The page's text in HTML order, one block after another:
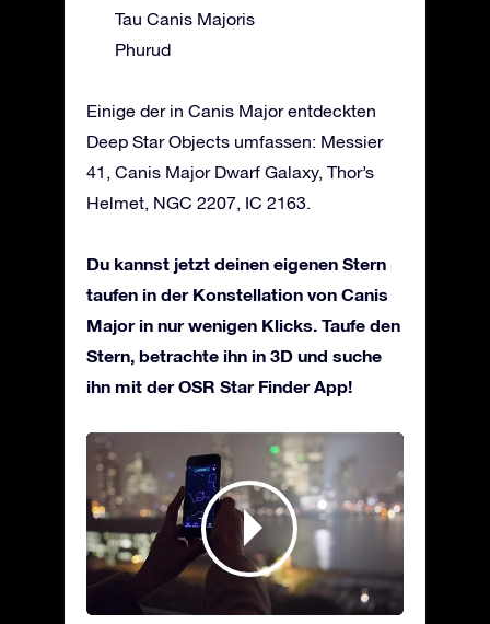
Tau Canis Majoris
Phurud
Einige der in Canis Major entdeckten
Deep Star Objects umfassen: Messier
41, Canis Major Dwarf Galaxy, Thor’s
Helmet, NGC 2207, IC 2163.
Du kannst jetzt deinen eigenen Stern
taufen in der Konstellation von Canis
Major in nur wenigen Klicks. Taufe den
Stern, betrachte ihn in 3D und suche
ihn mit der OSR Star Finder App!